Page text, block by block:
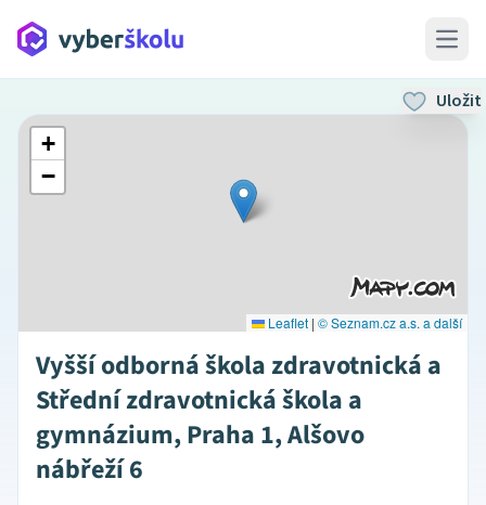
Open
Uložit
+
−
Leaflet | © Seznam.cz a.s. a další
Vyšší odborná škola zdravotnická a
Střední zdravotnická škola a
gymnázium, Praha 1, Alšovo
nábřeží 6